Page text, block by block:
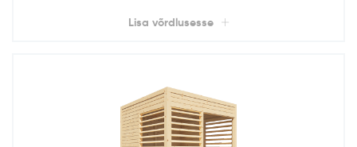
Lisa võrdlusesse